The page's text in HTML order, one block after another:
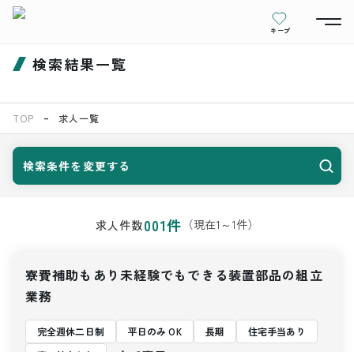
キープ
検索結果一覧
TOP 求人一覧
検索条件を変更する
求人件数001件 （現在1 ～1件）
寮費補助もあり未経験でもできる装置部品の組立
業務
完全週休二日制 平日のみ OK 長期
住宅手当あり